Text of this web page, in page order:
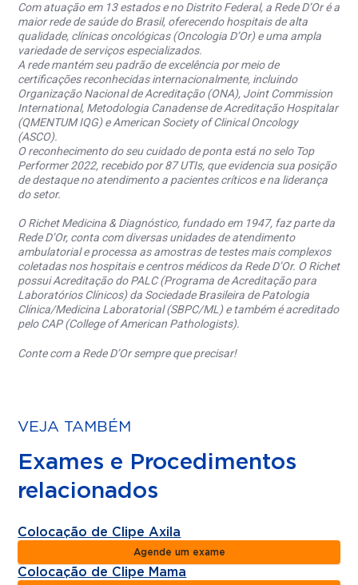
Com atuação em 13 estados e no Distrito Federal, a Rede D’Or é a
maior rede de saúde do Brasil, oferecendo hospitais de alta
qualidade, clínicas oncológicas (Oncologia D’Or) e uma ampla
variedade de serviços especializados.
A rede mantém seu padrão de excelência por meio de
certificações reconhecidas internacionalmente, incluindo
Organização Nacional de Acreditação (ONA), Joint Commission
International, Metodologia Canadense de Acreditação Hospitalar
(QMENTUM IQG) e American Society of Clinical Oncology
(ASCO).
O reconhecimento do seu cuidado de ponta está no selo Top
Performer 2022, recebido por 87 UTIs, que evidencia sua posição
de destaque no atendimento a pacientes críticos e na liderança
do setor.
O Richet Medicina & Diagnóstico, fundado em 1947, faz parte da
Rede D’Or, conta com diversas unidades de atendimento
ambulatorial e processa as amostras de testes mais complexos
coletadas nos hospitais e centros médicos da Rede D’Or. O Richet
possui Acreditação do PALC (Programa de Acreditação para
Laboratórios Clínicos) da Sociedade Brasileira de Patologia
Clínica/Medicina Laboratorial (SBPC/ML) e também é acreditado
pelo CAP (College of American Pathologists).
Conte com a Rede D’Or sempre que precisar!
VEJA TAMBÉM
Exames e Procedimentos
relacionados
Colocação de Clipe Axila
Agende um exame
Colocação de Clipe Mama